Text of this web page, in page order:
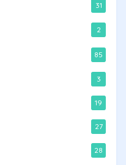
31
2
85
3
19
27
28